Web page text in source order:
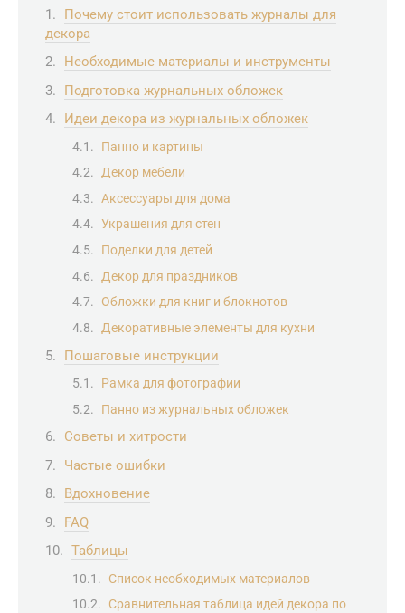
Почему стоит использовать журналы для
декора
Необходимые материалы и инструменты
Подготовка журнальных обложек
Идеи декора из журнальных обложек
Панно и картины
Декор мебели
Аксессуары для дома
Украшения для стен
Поделки для детей
Декор для праздников
Обложки для книг и блокнотов
Декоративные элементы для кухни
Пошаговые инструкции
Рамка для фотографии
Панно из журнальных обложек
Советы и хитрости
Частые ошибки
Вдохновение
FAQ
Таблицы
Список необходимых материалов
Сравнительная таблица идей декора по